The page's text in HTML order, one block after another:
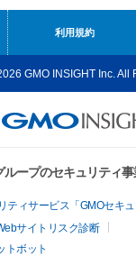
利用規約
GMO INSIGHT Inc. All
ープのセキュリティ
ィサービス「GMOセキュ
サイトリスク診断
トボット